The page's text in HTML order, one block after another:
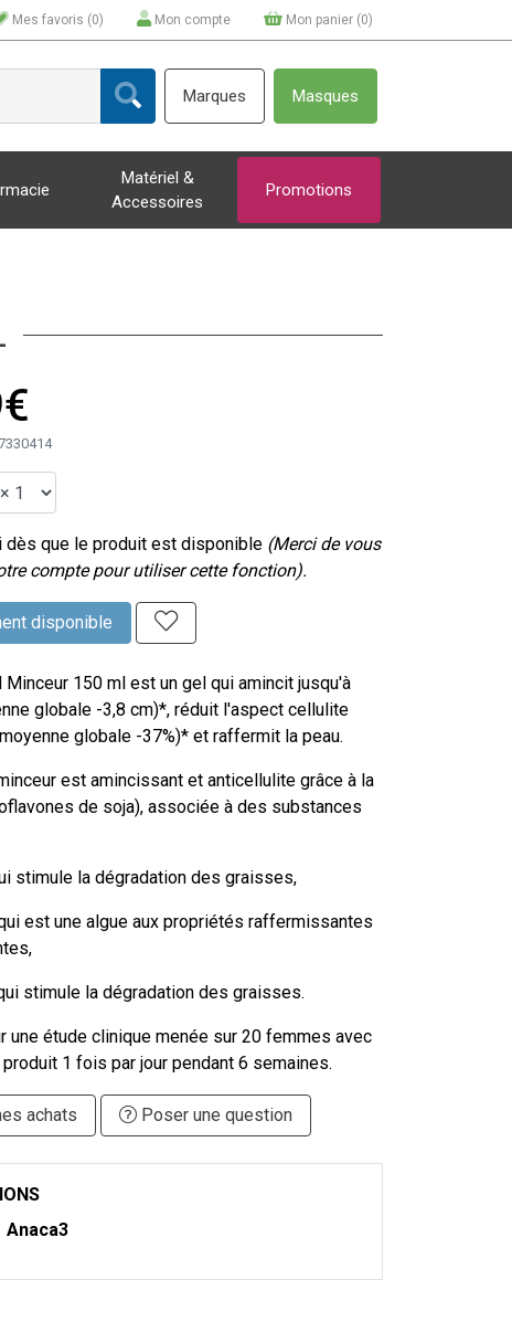
Mes favoris (0) Mon compte Mon panier (0)
Marques Masques
Matériel &
Accessoires
Promotions
dès que le produit est disponible (Merci de vous
compte pour utiliser cette fonction).
disponible
Minceur 150 ml est un gel qui amincit jusqu'à
globale -3,8 cm)*, réduit l'aspect cellulite
globale -37%)* et raffermit la peau.
est amincissant et anticellulite grâce à la
de soja), associée à des substances
stimule la dégradation des graisses,
est une algue aux propriétés raffermissantes
stimule la dégradation des graisses.
une étude clinique menée sur 20 femmes avec
1 fois par jour pendant 6 semaines.
achats Poser une question
Anaca3